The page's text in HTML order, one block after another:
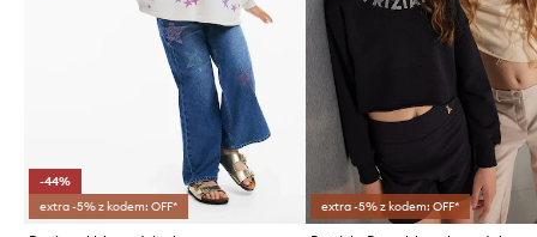
-44%
extra -5% z kodem: OFF*
extra -5% z kodem: OFF*